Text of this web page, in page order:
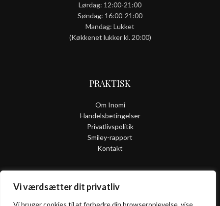
Vi værdsætter dit privatliv
Vi bruger cookies til at forbedre din browseroplevelse, vise
Lørdag: 12:00-21:00
Søndag: 16:00-21:00
Mandag: Lukket
(Køkkenet lukker kl. 20:00)
PRAKTISK
Om Inomi
Handelsbetingelser
Privatlivspolitik
Smiley-rapport
Kontakt
ALLERGI